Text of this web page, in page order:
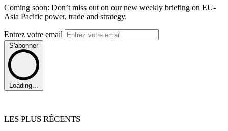
Coming soon: Don’t miss out on our new weekly briefing on EU-
Asia Pacific power, trade and strategy.
Entrez votre email
S'abonner
Loading...
LES PLUS RÉCENTS